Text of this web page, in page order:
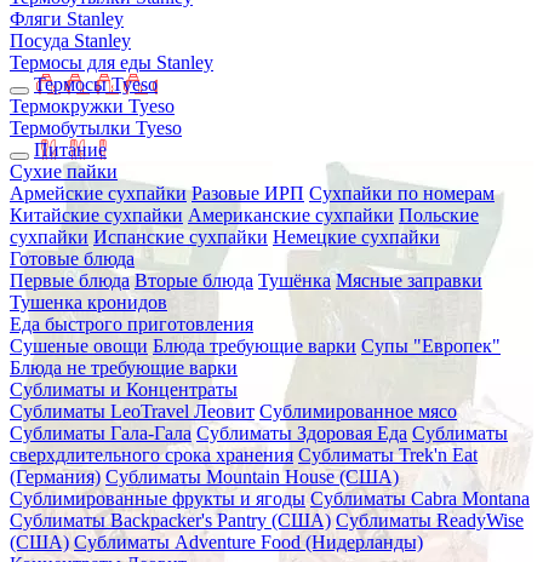
Фляги Stanley
Посуда Stanley
Термосы для еды Stanley
Термосы Tyeso
Термокружки Tyeso
Термобутылки Tyeso
Питание
Сухие пайки
Армейские сухпайки Разовые ИРП Сухпайки по номерам
Китайские сухпайки Американские сухпайки Польские
сухпайки Испанские сухпайки Немецкие сухпайки
Готовые блюда
Первые блюда Вторые блюда Тушёнка Мясные заправки
Тушенка кронидов
Еда быстрого приготовления
Сушеные овощи Блюда требующие варки Супы "Европек"
Блюда не требующие варки
Сублиматы и Концентраты
Сублиматы LeoTravel Леовит Сублимированное мясо
Сублиматы Гала-Гала Сублиматы Здоровая Еда Сублиматы
сверхдлительного срока хранения Сублиматы Trek'n Eat
(Германия) Сублиматы Mountain House (США)
Сублимированные фрукты и ягоды Сублиматы Cabra Montana
Сублиматы Backpacker's Pantry (США) Сублиматы ReadyWise
(США) Сублиматы Adventure Food (Нидерланды)